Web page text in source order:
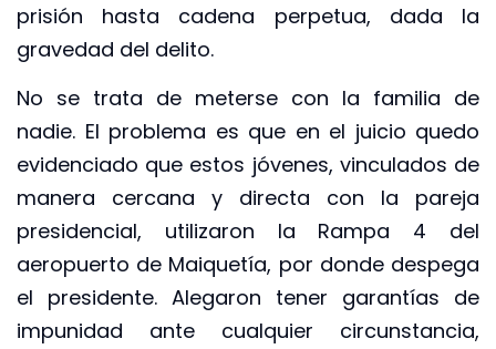
prisión hasta cadena perpetua, dada la
gravedad del delito.
No se trata de meterse con la familia de
nadie. El problema es que en el juicio quedo
evidenciado que estos jóvenes, vinculados de
manera cercana y directa con la pareja
presidencial, utilizaron la Rampa 4 del
aeropuerto de Maiquetía, por donde despega
el presidente. Alegaron tener garantías de
impunidad ante cualquier circunstancia,